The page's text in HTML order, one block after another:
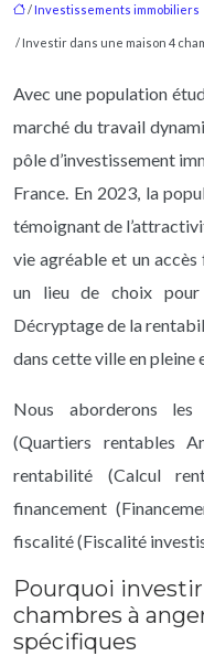
/ Investissements immobiliers
/ Investir dans une maison 4
Avec une population
marché du travail
pôle d’investissement
France. En 2023, la
témoignant de
vie agréable et un
un lieu de choix
Décryptage de la
dans cette ville en pleine
Nous aborderons
(Quartiers rentables
rentabilité (Calcul
financement
fiscalité (Fiscalité
Pourquoi
chambres à
spécifiques